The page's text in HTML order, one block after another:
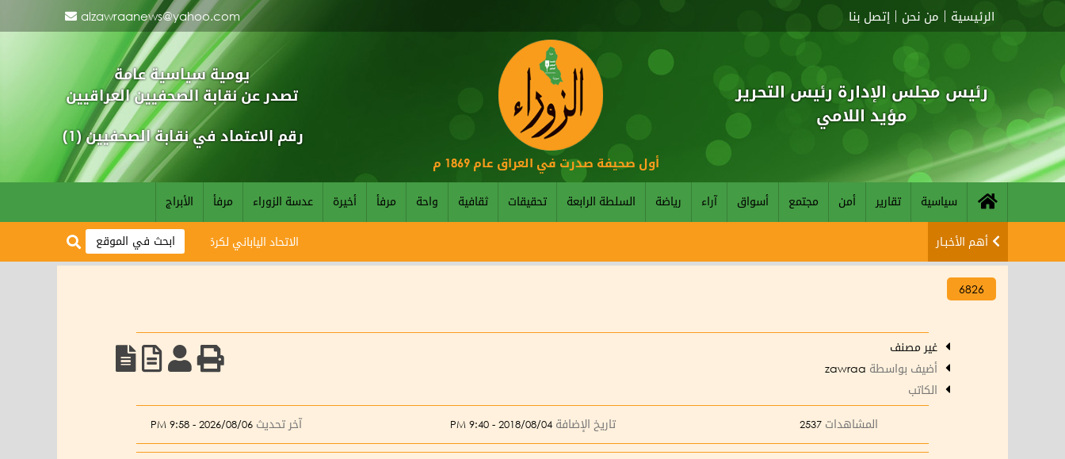
الرئيسية من نحن إتصل بنا alzawraanews@yahoo.com
رئيس مجلس الإدارة رئيس التحرير
مؤيد اللامي
أول صحيفة صدرت في العراق عام 1869 م
يومية سياسية عامة
تصدر عن نقابة الصحفيين العراقيين
رقم الاعتماد في نقابة الصحفيين (1)
سياسية تقارير أمن مجتمع أسواق آراء رياضة السلطة الرابعة تحقيقات ثقافية واحة مرفأ أخيرة عدسة الزوراء مرفأ الأبراج
أهم الأخبـار الاتحاد الياباني لكرة القدم يبارك وصول أسود الرافدين لمونديال 2026
6826
غير مصنف
أضيف بواسطة
الكاتب
المشاهدات 2537 تاريخ الإضافة 2018/08/04 - 9:40 PM آخر تحديث 2026/08/06 - 9:58 PM